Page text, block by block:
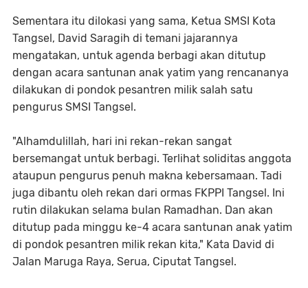
Sementara itu dilokasi yang sama, Ketua SMSI Kota
Tangsel, David Saragih di temani jajarannya
mengatakan, untuk agenda berbagi akan ditutup
dengan acara santunan anak yatim yang rencananya
dilakukan di pondok pesantren milik salah satu
pengurus SMSI Tangsel.
"Alhamdulillah, hari ini rekan-rekan sangat
bersemangat untuk berbagi. Terlihat soliditas anggota
ataupun pengurus penuh makna kebersamaan. Tadi
juga dibantu oleh rekan dari ormas FKPPI Tangsel. Ini
rutin dilakukan selama bulan Ramadhan. Dan akan
ditutup pada minggu ke-4 acara santunan anak yatim
di pondok pesantren milik rekan kita," Kata David di
Jalan Maruga Raya, Serua, Ciputat Tangsel.